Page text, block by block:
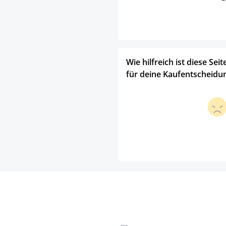
Wie hilfreich ist diese
für deine